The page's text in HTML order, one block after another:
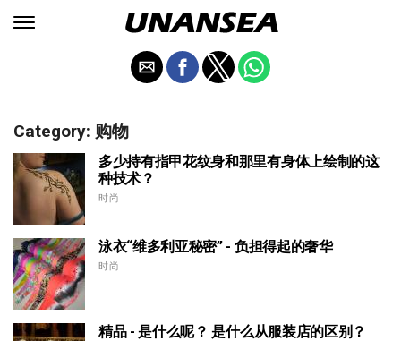
Category: 购物
多少持有指甲花纹身和那里有身体上绘制的这
种技术？
时尚
泳衣“维多利亚秘密” - 负担得起的奢华
时尚
精品 - 是什么呢？ 是什么从服装店的区别？